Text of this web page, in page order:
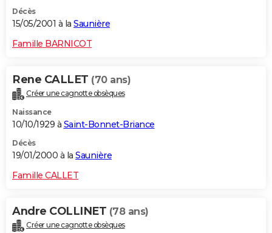
Décès
15/05/2001 à la Saunière
Famille BARNICOT
Rene CALLET (70 ans)
Créer une cagnotte obsèques
Naissance
10/10/1929 à Saint-Bonnet-Briance
Décès
19/01/2000 à la Saunière
Famille CALLET
Andre COLLINET (78 ans)
Créer une cagnotte obsèques